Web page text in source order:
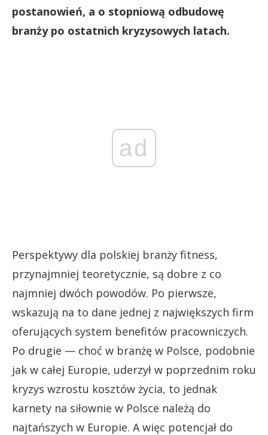
postanowień, a o stopniową odbudowę
branży po ostatnich kryzysowych latach.
ad
Perspektywy dla polskiej branży fitness,
przynajmniej teoretycznie, są dobre z co
najmniej dwóch powodów. Po pierwsze,
wskazują na to dane jednej z największych firm
oferujących system benefitów pracowniczych.
Po drugie — choć w branżę w Polsce, podobnie
jak w całej Europie, uderzył w poprzednim roku
kryzys wzrostu kosztów życia, to jednak
karnety na siłownie w Polsce należą do
najtańszych w Europie. A więc potencjał do